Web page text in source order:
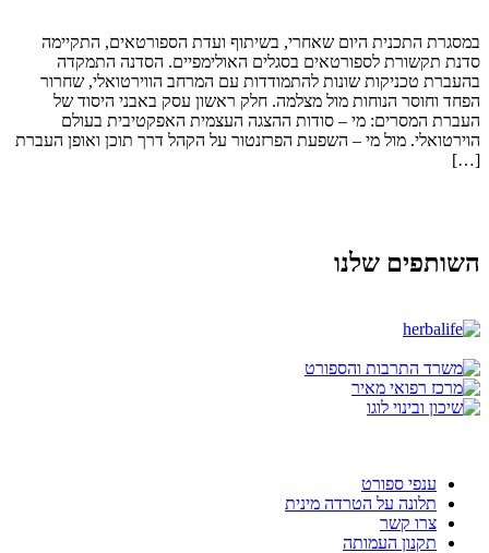
במסגרת התכנית היום שאחרי, בשיתוף ועדת הספורטאים, התקיימה
סדנת תקשורת לספורטאים בסגלים האולימפיים. הסדנה התמקדה
בהעברת טכניקות שונות להתמודדות עם המרחב הווירטואלי, שחרור
הפחד וחוסר הנוחות מול מצלמה. חלק ראשון עסק באבני היסוד של
העברת המסרים: מי – סודות ההצגה העצמית האפקטיבית בעולם
הוירטואלי. מול מי – השפעת הפרזנטור על הקהל דרך תוכן ואופן העברת
[…]
השותפים שלנו
ענפי ספורט
תלונה על הטרדה מינית
צרו קשר
תקנון העמותה